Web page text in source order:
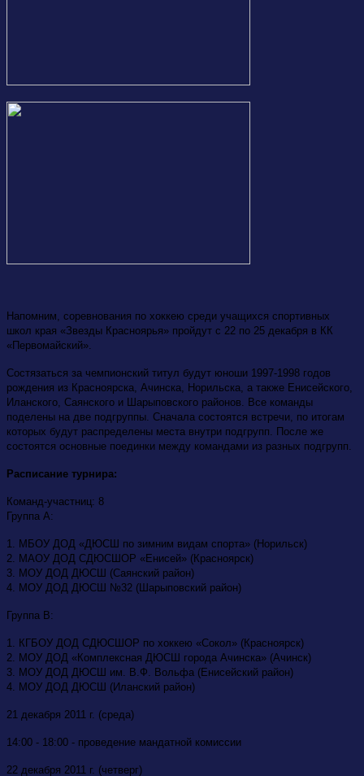
Напомним, соревнования по хоккею среди учащихся спортивных
школ края «Звезды Красноярья» пройдут с 22 по 25 декабря в КК
«Первомайский».
Состязаться за чемпионский титул будут юноши 1997-1998 годов
рождения из Красноярска, Ачинска, Норильска, а также Енисейского,
Иланского, Саянского и Шарыповского районов. Все команды
поделены на две подгруппы. Сначала состоятся встречи, по итогам
которых будут распределены места внутри подгрупп. После же
состоятся основные поединки между командами из разных подгрупп.
Расписание турнира:
Команд-участниц: 8
Группа А:
1. МБОУ ДОД «ДЮСШ по зимним видам спорта» (Норильск)
2. МАОУ ДОД СДЮСШОР «Енисей» (Красноярск)
3. МОУ ДОД ДЮСШ (Саянский район)
4. МОУ ДОД ДЮСШ №32 (Шарыповский район)
Группа В:
1. КГБОУ ДОД СДЮСШОР по хоккею «Сокол» (Красноярск)
2. МОУ ДОД «Комплексная ДЮСШ города Ачинска» (Ачинск)
3. МОУ ДОД ДЮСШ им. В.Ф. Вольфа (Енисейский район)
4. МОУ ДОД ДЮСШ (Иланский район)
21 декабря 2011 г. (среда)
14:00 - 18:00 - проведение мандатной комиссии
22 декабря 2011 г. (четверг)